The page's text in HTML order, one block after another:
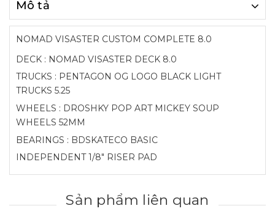
Mô tả
NOMAD VISASTER CUSTOM COMPLETE 8.0
DECK : NOMAD VISASTER DECK 8.0
TRUCKS : PENTAGON OG LOGO BLACK LIGHT
TRUCKS 5.25
WHEELS : DROSHKY POP ART MICKEY SOUP
WHEELS 52MM
BEARINGS : BDSKATECO BASIC
INDEPENDENT 1/8" RISER PAD
Sản phẩm liên quan